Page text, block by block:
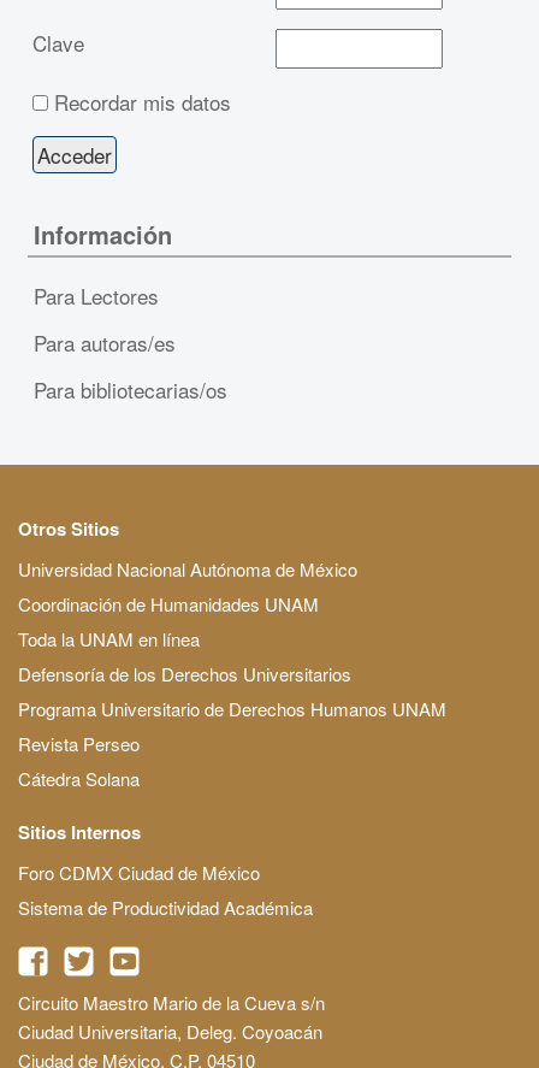
Clave
Recordar mis datos
Información
Para Lectores
Para autoras/es
Para bibliotecarias/os
Otros Sitios
Universidad Nacional Autónoma de México
Coordinación de Humanidades UNAM
Toda la UNAM en línea
Defensoría de los Derechos Universitarios
Programa Universitario de Derechos Humanos UNAM
Revista Perseo
Cátedra Solana
Sitios Internos
Foro CDMX Ciudad de México
Sistema de Productividad Académica
Circuito Maestro Mario de la Cueva s/n
Ciudad Universitaria, Deleg. Coyoacán
Ciudad de México, C.P. 04510